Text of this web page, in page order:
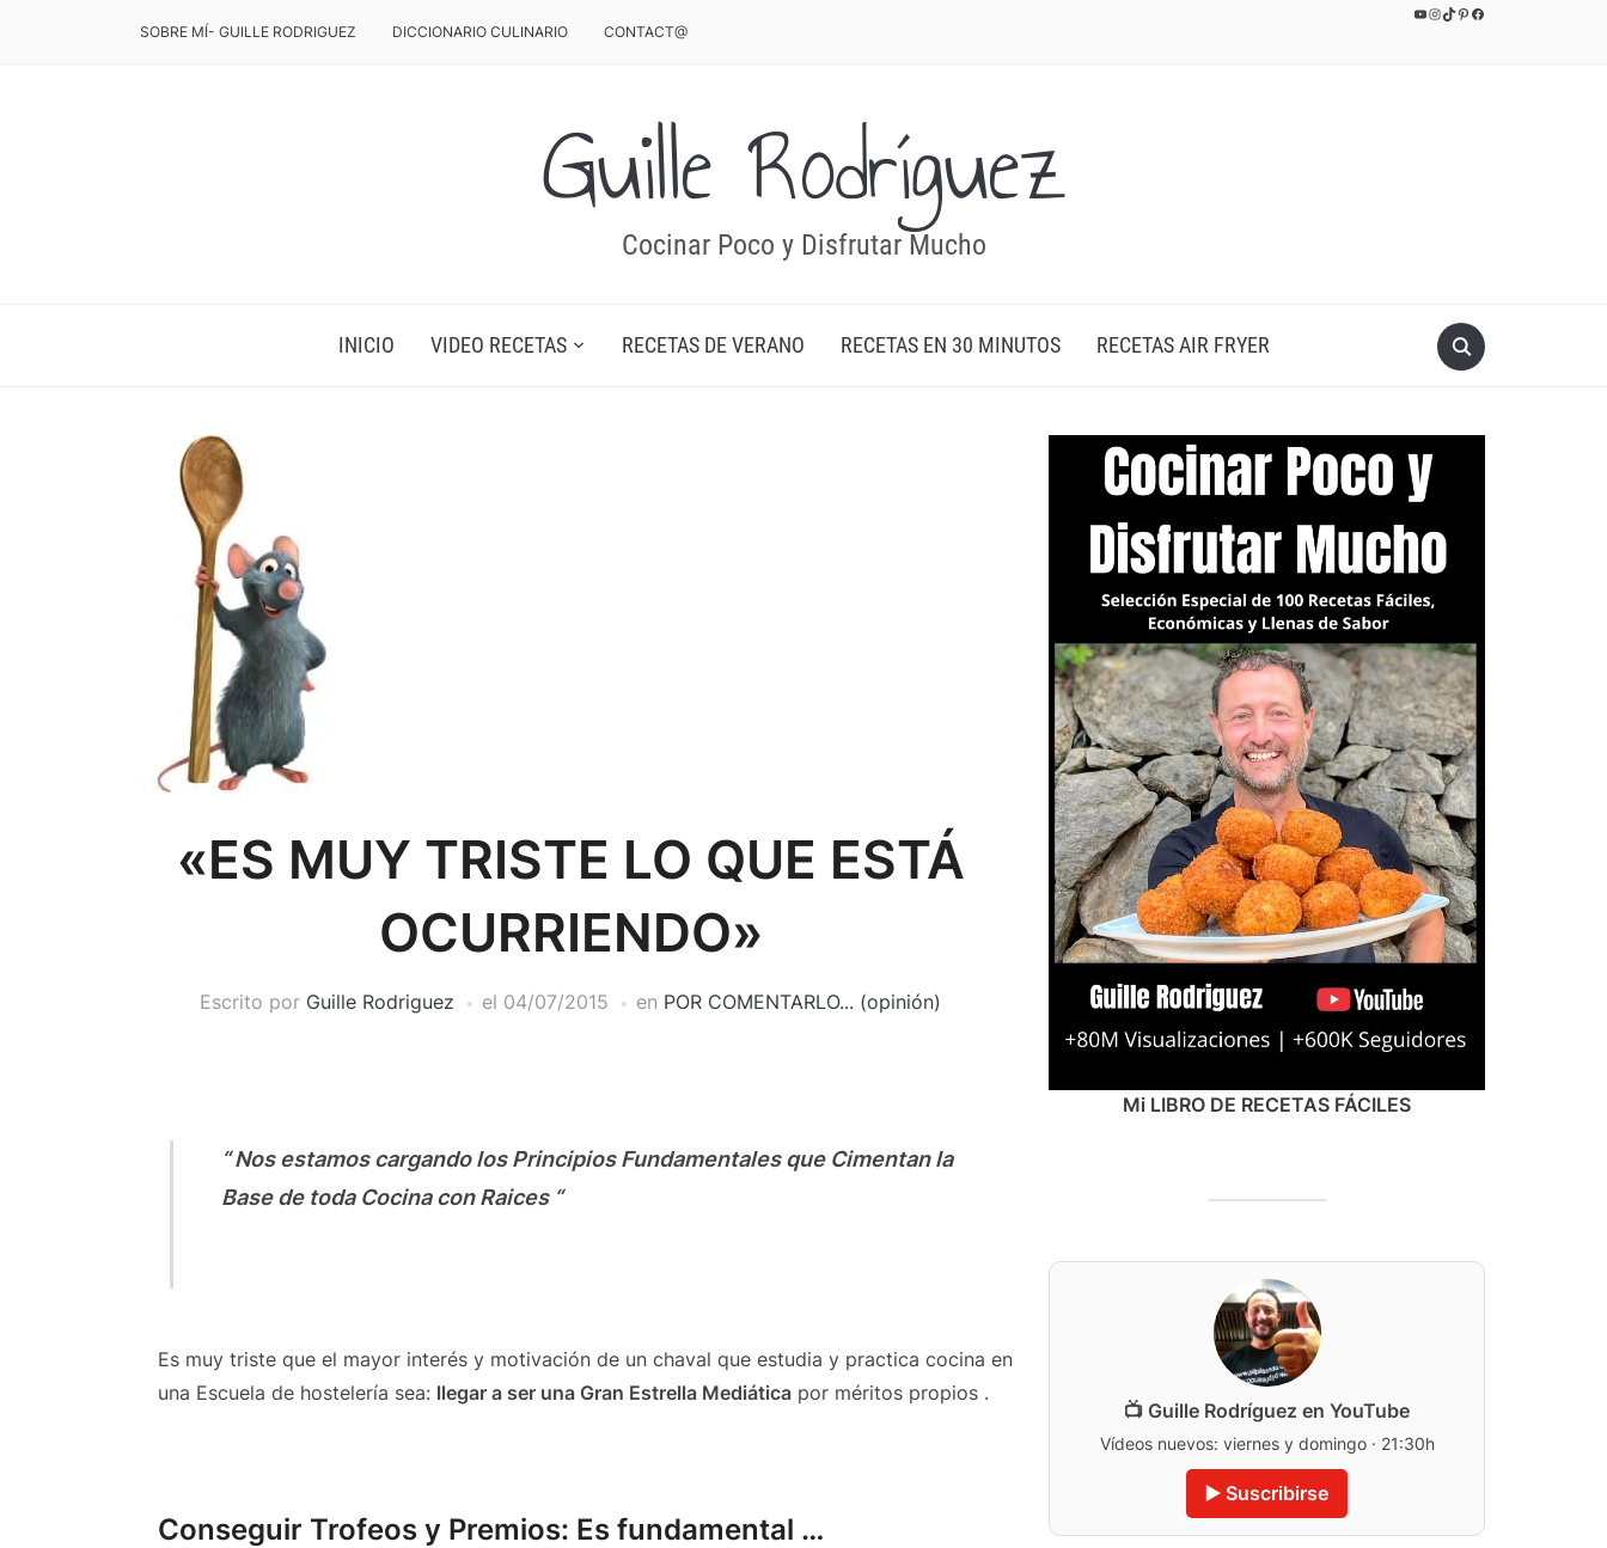
YouTube
Instagram
TikTok
Pinterest
Facebook
SOBRE MÍ- GUILLE RODRIGUEZ DICCIONARIO CULINARIO CONTACT@
Guille Rodríguez
Cocinar Poco y Disfrutar Mucho
INICIO VIDEO RECETAS RECETAS DE VERANO RECETAS EN 30 MINUTOS RECETAS AIR FRYER
«ES MUY TRISTE LO QUE ESTÁ
OCURRIENDO»
Escrito por Guille Rodriguez el 04/07/2015 en POR COMENTARLO... (opinión)
“ Nos estamos cargando los Principios Fundamentales que Cimentan la
Base de toda Cocina con Raices “
Es muy triste que el mayor interés y motivación de un chaval que estudia y practica cocina en
una Escuela de hostelería sea: llegar a ser una Gran Estrella Mediática por méritos propios .
Conseguir Trofeos y Premios: Es fundamental …
Mi LIBRO DE RECETAS FÁCILES
📺 Guille Rodríguez en YouTube
Vídeos nuevos: viernes y domingo · 21:30h
▶️ Suscribirse